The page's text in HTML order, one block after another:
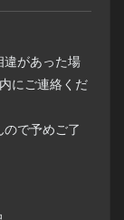
違があった場
にご連絡くだ
で予めご了